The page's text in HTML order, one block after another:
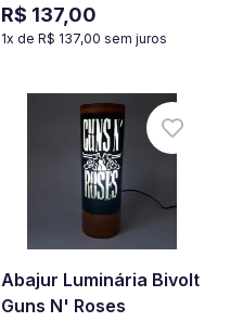
R$ 137,00
1x de R$ 137,00 sem juros
Abajur Luminária Bivolt
Guns N' Roses